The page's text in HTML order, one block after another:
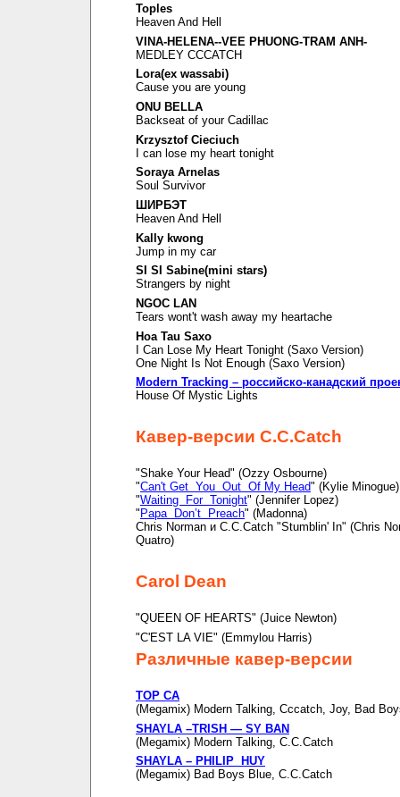
Toples
Heaven And Hell
VINA-HELENA--VEE PHUONG-TRAM ANH-
MEDLEY CCCATCH
Lora(ex wassabi)
Cause you are young
ONU BELLA
Backseat of your Cadillac
Krzysztof Cieciuch
I can lose my heart tonight
Soraya Arnelas
Soul Survivor
ШИРБЭТ
Heaven And Hell
Kally kwong
Jump in my car
SI SI Sabine(mini stars)
Strangers by night
NGOC LAN
Tears wont't wash away my heartache
Hoa Tau Saxo
I Can Lose My Heart Tonight (Saxo Version)
One Night Is Not Enough (Saxo Version)
Modern Tracking – российско-канадский
House Of Mystic Lights
Кавер-версии C.C.Catch
"Shake Your Head" (Ozzy Osbourne)
"Can't Get You Out Of My Head" (Kylie Minogue)
"Waiting For Tonight" (Jennifer Lopez)
" Papa Don’t Preach" (Madonna)
Chris Norman и C.C.Catch "Stumblin' In" (Chris
Quatro)
Carol Dean
"QUEEN OF HEARTS" (Juice Newton)
"C'EST LA VIE" (Emmylou Harris)
Различные кавер-версии
TOP CA
(Megamix) Modern Talking, Cccatch, Joy, Bad
SHAYLA –TRISH — SY BAN
(Megamix) Modern Talking, C.C.Catch
SHAYLA – PHILIP HUY
(Megamix) Bad Boys Blue, C.C.Catch